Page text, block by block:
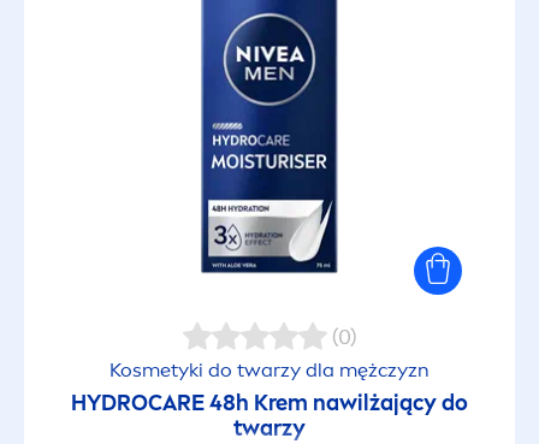
(0)
Kosmetyki do twarzy dla mężczyzn
HYDROCARE48h Krem nawilżający do
twarzy